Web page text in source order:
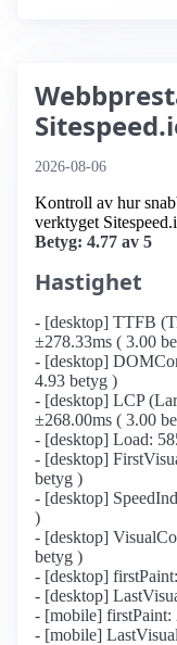
2026-08-06
Kontroll av hur
verktyget
Betyg: 4.77 av 5
Hastighet
- [desktop] TTFB
±278.33ms ( 3.00
- [desktop]
4.93 betyg )
- [desktop] LCP
±268.00ms ( 3.00
- [desktop] Load:
- [desktop]
betyg )
- [desktop]
)
- [desktop]
betyg )
- [desktop]
- [desktop]
- [mobile] firstPaint:
- [mobile]